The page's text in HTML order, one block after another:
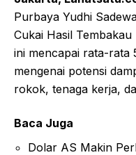
Purbaya Yudhi
Cukai Hasil
ini mencapai rata-rata
mengenai potensi
rokok, tenaga kerja,
Baca Juga
Dolar AS Makin